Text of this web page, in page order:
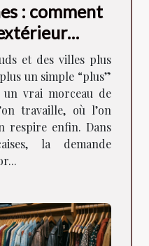
: comment
et des villes plus
un simple “plus”
vrai morceau de
travaille, où l’on
respire enfin. Dans
la demande